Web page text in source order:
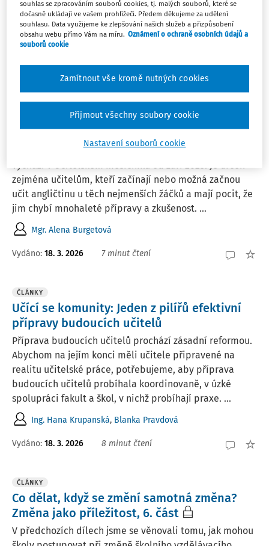
upraveny právními předpisy.
JUDr. Eva Janečková
Vydáno:18. 3. 2026
Angličtina v první třídě aneb Učíme se hrou.
6. část: Vizuální opora a tvorba vlastních
pomůcek
Seriál Angličtina v první třídě aneb Učíme se hrou
vychází v Učitelském měsíčníku od září 2025. Je určen
zejména učitelům, kteří začínají nebo možná začnou
učit angličtinu u těch nejmenších žáčků a mají pocit, že
jim chybí mnohaleté přípravy a zkušenost. ...
Mgr. Alena Burgetová
Vydáno: 18. 3. 2026 7 minut čtení
ČLÁNKY
Učící se komunity: Jeden z pilířů efektivní
přípravy budoucích učitelů
Příprava budoucích učitelů prochází zásadní reformou.
Abychom na jejím konci měli učitele připravené na
realitu učitelské práce, potřebujeme, aby příprava
budoucích učitelů probíhala koordinovaně, v úzké
spolupráci fakult a škol, v nichž probíhají praxe. ...
Ing. Hana Krupanská, Blanka Pravdová
Vydáno: 18. 3. 2026 8 minut čtení
ČLÁNKY
Co dělat, když se změní samotná změna?
Změna jako příležitost, 6. část
V předchozích dílech jsme se věnovali tomu, jak mohou
souhlas se zpracováním souborů cookies, tj. malých souborů, které se
dočasně ukládají ve vašem prohlížeči. Předem děkujeme za udělení
souhlasu. Data využijeme ke zlepšování našich služeb a přizpůsobení
obsahu webu přímo Vám na míru. Oznámení o ochraně osobních údajů a
souborů cookie
Nastavení souborů cookie
Zamítnout vše kromě nutných cookies
Přijmout všechny soubory cookie